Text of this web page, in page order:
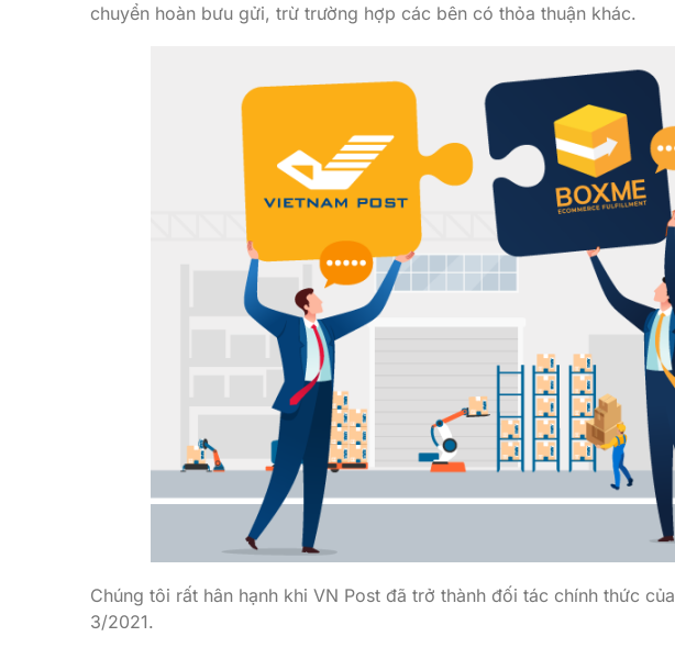
chuyển hoàn bưu gửi, trừ trường hợp các bên có thỏa thuận khác.
Chúng tôi rất hân hạnh khi VN Post đã trở thành đối tác chính thức của
3/2021.